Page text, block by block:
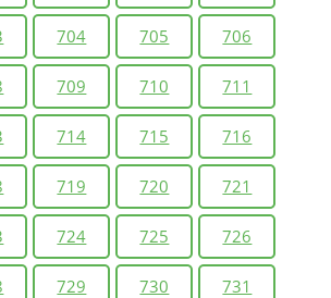
704 705 706
709 710 711
714 715 716
719 720 721
724 725 726
729 730 731